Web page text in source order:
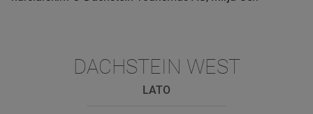
DACHSTEIN WEST
LATO